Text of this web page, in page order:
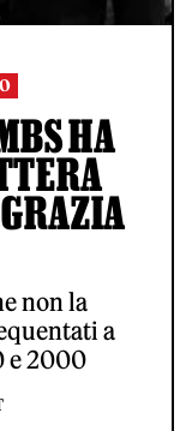
HA
non la
a
e 2000